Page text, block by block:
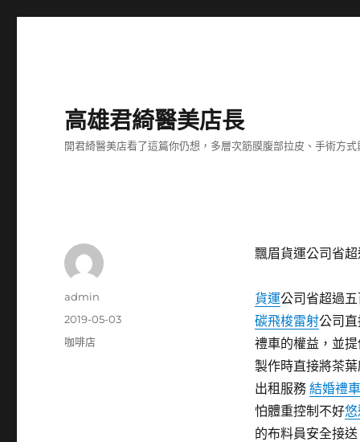
高雄君綺醫美店長
開君綺醫美店看了這篇你仍想，多層次筋膜腹部拉皮、手術方
飄眉貨運公司省
貨運公司省超過
碳飛梭雷射公司
禮車的權益，並
製作時直接將茶
出租服務 結婚禮車
怕體重控制不好
的布料員安全接
作
admin
發
佈
2019-05-03
分
咖啡店